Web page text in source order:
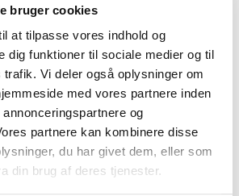
bruger cookies
at tilpasse vores indhold og
dig funktioner til sociale medier og til
Vi deler også oplysninger om
med vores partnere inden
og
partnere kan kombinere disse
du har givet dem, eller som
din brug af deres tjenester.
landshold og
øjeblikke
øjeblikke lever videre gennem
og stærke minder fra banen.
et levende indblik i dansk
og de oplevelser,